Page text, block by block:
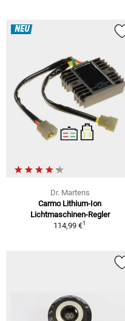
NEU
Dr. Martens
Carmo Lithium-Ion
Lichtmaschinen-Regler
114,99 €1